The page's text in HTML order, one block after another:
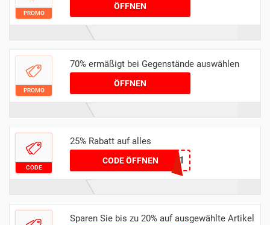
PROMO
ÖFFNEN
PROMO
70% ermäßigt bei Gegenstände auswählen
ÖFFNEN
CODE
25% Rabatt auf alles
CODE ÖFFNENSNIPES21
Sparen Sie bis zu 20% auf ausgewählte Artikel